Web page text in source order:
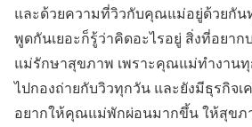
และด้วยความที่วิวกับคุณแม่อยู่ด้วยกัน
พูดกันเยอะก็รู้ว่าคิดอะไรอยู่ สิ่งที่อย
แม่รักษาสุขภาพ เพราะคุณแม่ทำงาน
ไปกองถ่ายกับวิวทุกวัน และยังมีธุรกิจเ
อยากให้คุณแม่พักผ่อนมากขึ้น ให้สุขภ